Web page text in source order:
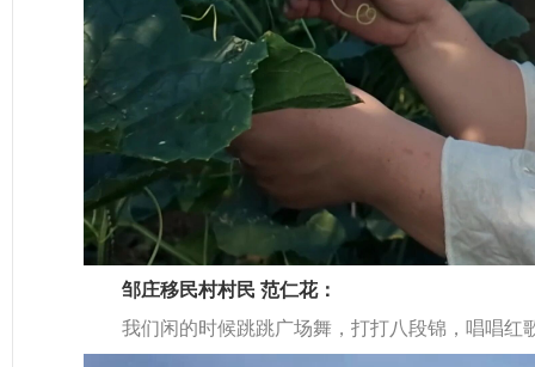
邹庄移民村村民 范仁花：
我们闲的时候跳跳广场舞，打打八段锦，唱唱红